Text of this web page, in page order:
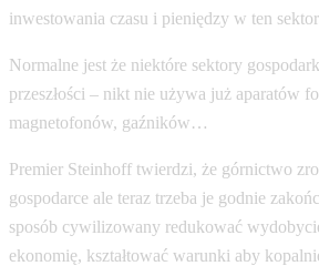
inwestowania czasu i pieniędzy w ten
Normalne jest że niektóre sektory
przeszłości – nikt nie używa już aparatów
magnetofonów, gaźników…
Premier Steinhoff twierdzi, że górnictwo
gospodarce ale teraz trzeba je godnie
sposób cywilizowany redukować
ekonomię, kształtować warunki aby